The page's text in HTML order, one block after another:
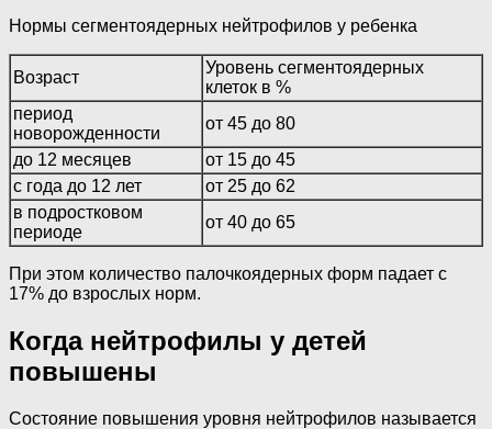
Нормы сегментоядерных нейтрофилов у ребенка
Возраст
Уровень сегментоядерных
клеток в %
период
новорожденности
от 45 до 80
до 12 месяцев
от 15 до 45
с года до 12 лет
от 25 до 62
в подростковом
периоде
от 40 до 65
При этом количество палочкоядерных форм падает с
17% до взрослых норм.
Когда нейтрофилы у детей
повышены
Состояние повышения уровня нейтрофилов называется